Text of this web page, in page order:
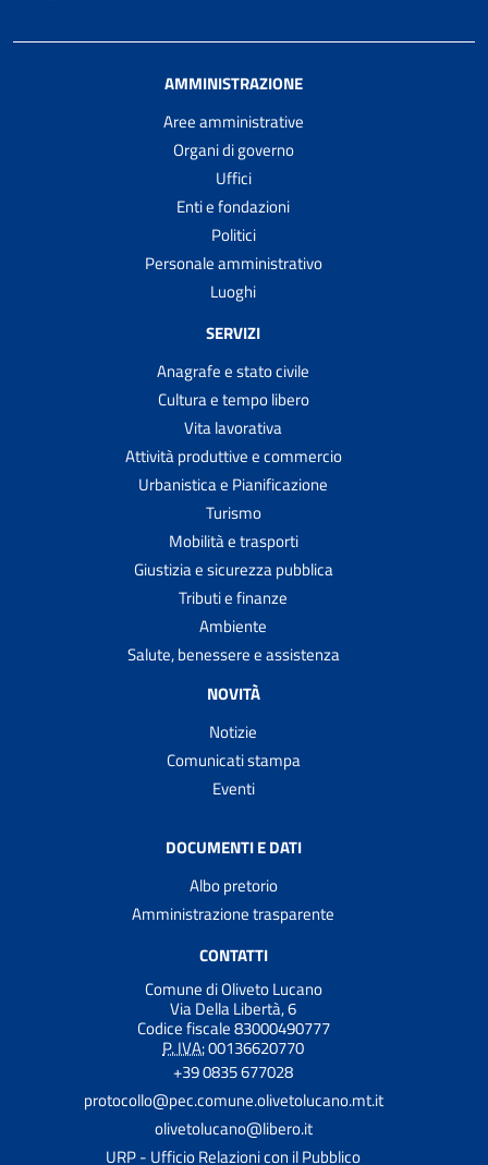
AMMINISTRAZIONE
Aree amministrative
Organi di governo
Uffici
Enti e fondazioni
Politici
Personale amministrativo
Luoghi
SERVIZI
Anagrafe e stato civile
Cultura e tempo libero
Vita lavorativa
Attività produttive e commercio
Urbanistica e Pianificazione
Turismo
Mobilità e trasporti
Giustizia e sicurezza pubblica
Tributi e finanze
Ambiente
Salute, benessere e assistenza
NOVITÀ
Notizie
Comunicati stampa
Eventi
DOCUMENTI E DATI
Albo pretorio
Amministrazione trasparente
CONTATTI
Comune di Oliveto Lucano
Via Della Libertà, 6
Codice fiscale 83000490777
P. IVA:00136620770
+39 0835 677028
protocollo@pec.comune.olivetolucano.mt.it
olivetolucano@libero.it
URP - Ufficio Relazioni con il Pubblico